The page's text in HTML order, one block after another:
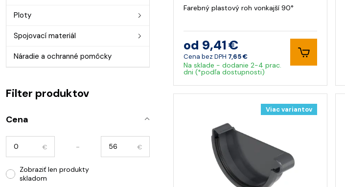
Ploty
Spojovací materiál
Náradie a ochranné pomôcky
Filter produktov
Cena
€ - €
Zobraziť len produkty
skladom
Farebný plastový roh vonkajší 90°
od 9,41 €
Cena bez DPH 7,65 €
Na sklade - dodanie 2-4 prac.
dni (*podľa dostupnosti)
Viac variantov